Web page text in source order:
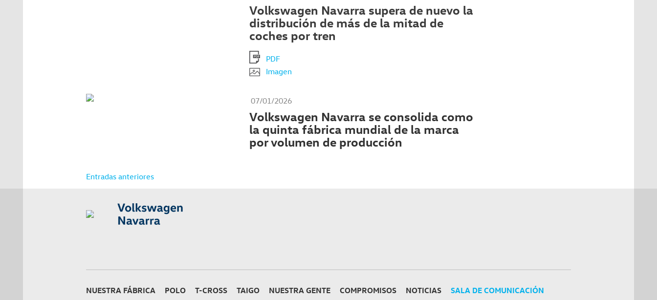
Volkswagen Navarra supera de nuevo la
distribución de más de la mitad de
coches por tren
PDF
Imagen
07/01/2026
Volkswagen Navarra se consolida como
la quinta fábrica mundial de la marca
por volumen de producción
Navegación
Entradas anteriores
NUESTRA FÁBRICA POLO T-CROSS TAIGO NUESTRA GENTE COMPROMISOS NOTICIAS SALA DE COMUNICACIÓN